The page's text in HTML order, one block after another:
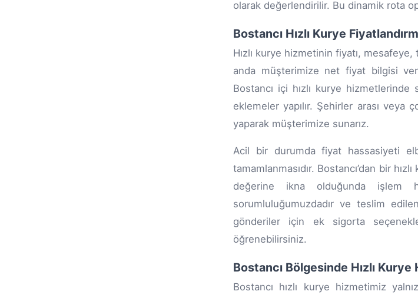
olarak değerlendirilir. Bu dinamik rota
Bostancı Hızlı Kurye
Hızlı kurye hizmetinin fiyatı,
anda müşterimize net fiyat bilgisi
Bostancı içi hızlı kurye hizmetlerinde
eklemeler yapılır. Şehirler arası veya
yaparak müşterimize sunarız.
Acil bir durumda fiyat hassasiyeti
tamamlanmasıdır. Bostancı’dan bir
değerine ikna olduğunda işlem
sorumluluğumuzdadır ve teslim
gönderiler için ek sigorta
öğrenebilirsiniz.
Bostancı Bölgesinde Hızlı
Bostancı hızlı kurye hizmetimiz